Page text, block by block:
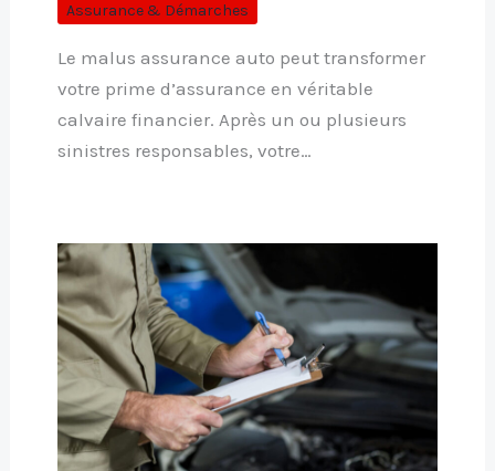
Assurance & Démarches
Le malus assurance auto peut transformer
votre prime d’assurance en véritable
calvaire financier. Après un ou plusieurs
sinistres responsables, votre…